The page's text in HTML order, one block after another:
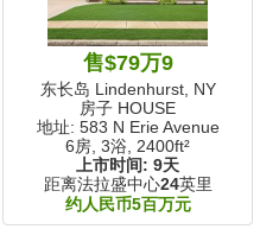
售$79万9
东长岛 Lindenhurst, NY
房子 HOUSE
地址: 583 N Erie Avenue
6房, 3浴, 2400ft²
上市时间: 9天
距离法拉盛中心24英里
约人民币5百万元